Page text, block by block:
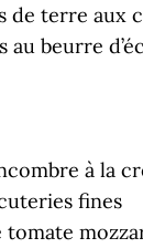
de terre aux
au beurre
à la
fines